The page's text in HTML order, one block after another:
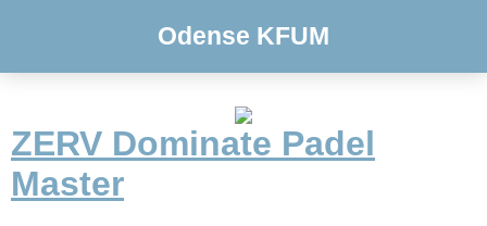
Odense KFUM
ZERV Dominate Padel
Master